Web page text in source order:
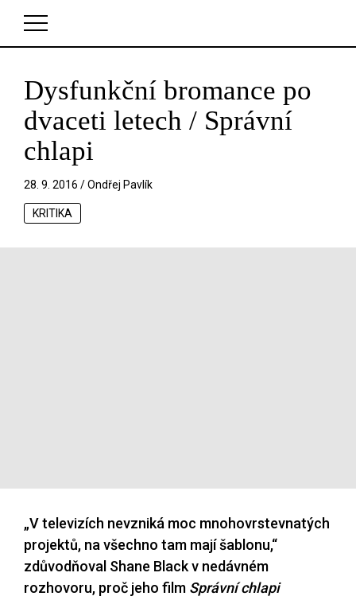
V košíku zatím nemáte žádné položky.
Dysfunkční bromance po
dvaceti letech / Správní
chlapi
28. 9. 2016 /Ondřej Pavlík
KRITIKA
„V televizích nevzniká moc mnohovrstevnatých
projektů, na všechno tam mají šablonu,“
zdůvodňoval Shane Black v nedávném
rozhovoru, proč jeho film Správní chlapi